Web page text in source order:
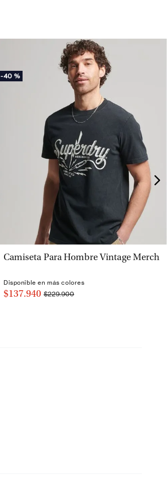
-40 %
VISTA RÁPIDA
Camiseta Para Hombre Vintage Merch
Disponible en más colores
$137.940 $229.900